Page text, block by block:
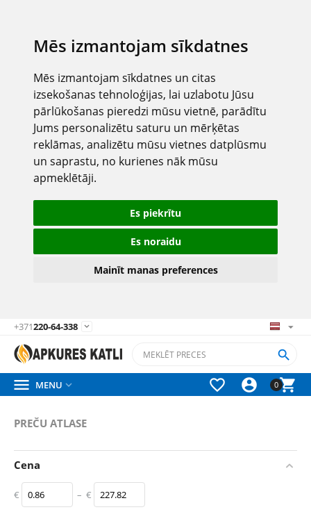
Mēs izmantojam sīkdatnes
Mēs izmantojam sīkdatnes un citas
izsekošanas tehnoloģijas, lai uzlabotu Jūsu
pārlūkošanas pieredzi mūsu vietnē, parādītu
Jums personalizētu saturu un mērķētas
reklāmas, analizētu mūsu vietnes datplūsmu
un saprastu, no kurienes nāk mūsu
apmeklētāji.
Es piekrītu
Es noraidu
Mainīt manas preferences
+371220-64-338 
0



 MENU 
PREČU ATLASE
Cena
€ – €